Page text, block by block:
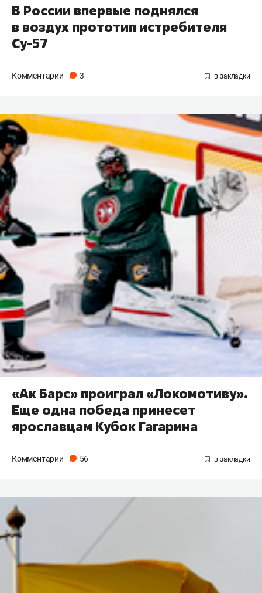
В России впервые поднялся
в воздух прототип истребителя
Су-57
Комментарии 3
«Ак Барс» проиграл «Локомотиву».
Еще одна победа принесет
ярославцам Кубок Гагарина
Комментарии 56